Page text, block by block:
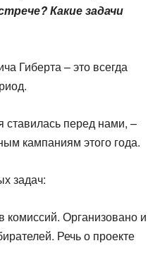
Какие задачи
Гиберта – это всегда
ставилась перед нами, –
кампаниям этого года.
задач:
комиссий. Организовано и
Речь о проекте